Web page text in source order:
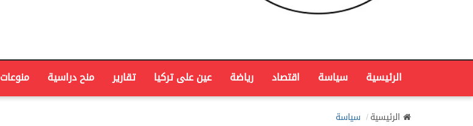
الرئيسية سياسة اقتصاد رياضة عين على تركيا تقارير منح دراسية منوعات
الرئيسية سياسة